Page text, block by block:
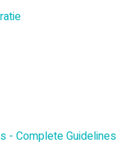
- Complete Guidelines